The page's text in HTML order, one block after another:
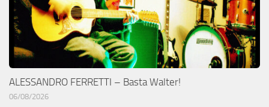
ALESSANDRO FERRETTI – Basta Walter!
06/08/2026